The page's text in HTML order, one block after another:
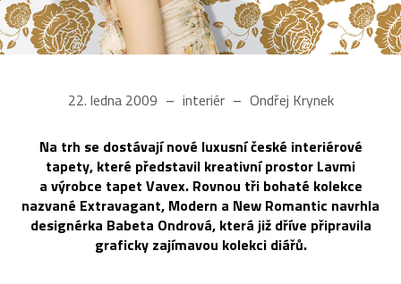
22. ledna 2009 interiér Ondřej Krynek
Na trh se dostávají nové luxusní české interiérové
tapety, které představil kreativní prostor Lavmi
a výrobce tapet Vavex. Rovnou tři bohaté kolekce
nazvané Extravagant, Modern a New Romantic navrhla
designérka Babeta Ondrová, která již dříve připravila
graficky zajímavou kolekci diářů.